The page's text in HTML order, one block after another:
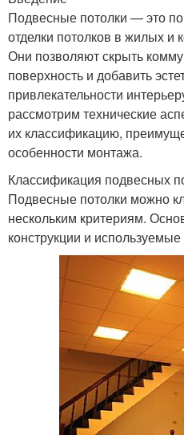
Подвесные потолки — это
отделки потолков в жилых
Они позволяют скрыть
поверхность и добавить
привлекательности
рассмотрим технические
их классификацию,
особенности монтажа.
Классификация подвесных
Подвесные потолки можно
нескольким критериям.
конструкции и